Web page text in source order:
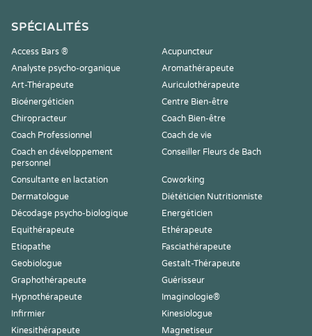
SPÉCIALITÉS
Access Bars ®
Acupuncteur
Analyste psycho-organique
Aromathérapeute
Art-Thérapeute
Auriculothérapeute
Bioénergéticien
Centre Bien-être
Chiropracteur
Coach Bien-être
Coach Professionnel
Coach de vie
Coach en développement
personnel
Conseiller Fleurs de Bach
Consultante en lactation
Coworking
Dermatologue
Diététicien Nutritionniste
Décodage psycho-biologique
Energéticien
Equithérapeute
Ethérapeute
Etiopathe
Fasciathérapeute
Geobiologue
Gestalt-Thérapeute
Graphothérapeute
Guérisseur
Hypnothérapeute
Imaginologie®
Infirmier
Kinesiologue
Kinesithérapeute
Magnetiseur